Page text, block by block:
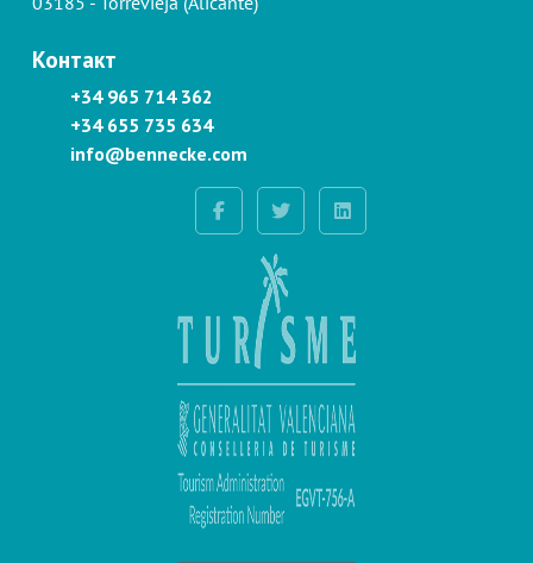
Контакт
+34 965 714 362
+34 655 735 634
info@bennecke.com